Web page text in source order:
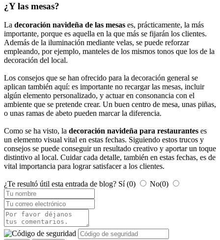
¿Y las mesas?
La decoración navideña de las mesas es, prácticamente, la más
importante, porque es aquella en la que más se fijarán los clientes.
Además de la iluminación mediante velas, se puede reforzar
empleando, por ejemplo, manteles de los mismos tonos que los de la
decoración del local.
Los consejos que se han ofrecido para la decoración general se
aplican también aquí: es importante no recargar las mesas, incluir
algún elemento personalizado, y actuar en consonancia con el
ambiente que se pretende crear. Un buen centro de mesa, unas piñas,
o unas ramas de abeto pueden marcar la diferencia.
Como se ha visto, la decoración navideña para restaurantes es
un elemento visual vital en estas fechas. Siguiendo estos trucos y
consejos se puede conseguir un resultado creativo y aportar un toque
distintivo al local. Cuidar cada detalle, también en estas fechas, es de
vital importancia para lograr satisfacer a los clientes.
¿Te resultó útil esta entrada de blog? Sí(0) No(0)